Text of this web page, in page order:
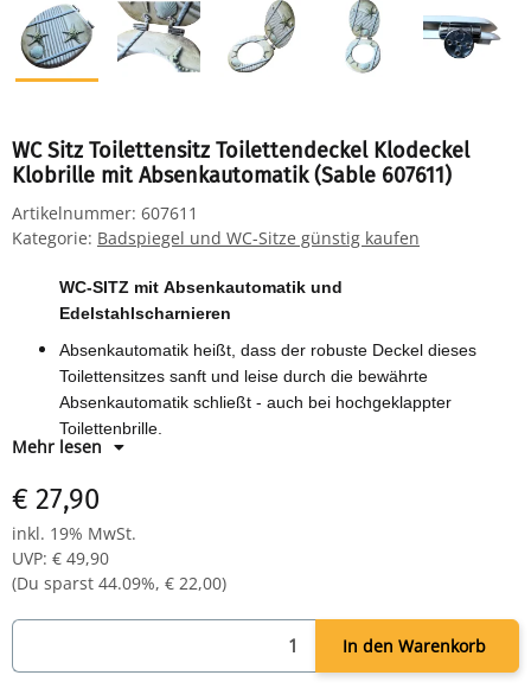
WC Sitz Toilettensitz Toilettendeckel Klodeckel
Klobrille mit Absenkautomatik (Sable 607611)
Artikelnummer: 607611
Kategorie: Badspiegel und WC-Sitze günstig kaufen
WC-SITZ mit Absenkautomatik und
Edelstahlscharnieren
Absenkautomatik heißt, dass der robuste Deckel dieses
Toilettensitzes sanft und leise durch die bewährte
Absenkautomatik schließt - auch bei hochgeklappter
Toilettenbrille.
Technische Daten: - Länge: 45 cm - Breite: 38 cm - Höhe: 5
Material: MDF / solide Edelstahlscharniere - inkl.
Montagematerial
Motiv: Sable
Mehr lesen
€ 27,90
inkl. 19% MwSt.
UVP: € 49,90
(Du sparst 44.09%, € 22,00)
In den Warenkorb